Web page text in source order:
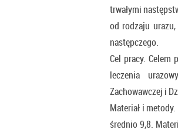
trwałymi
od rodzaju
następczego.
Cel pracy. Celem
leczenia
Zachowawczej i
Materiał i
średnio 9,8.